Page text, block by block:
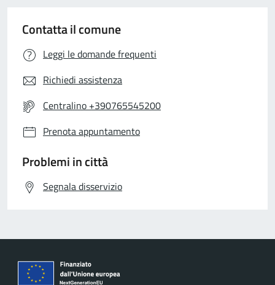
Contatta il comune
Leggi le domande frequenti
Richiedi assistenza
Centralino +390765545200
Prenota appuntamento
Problemi in città
Segnala disservizio